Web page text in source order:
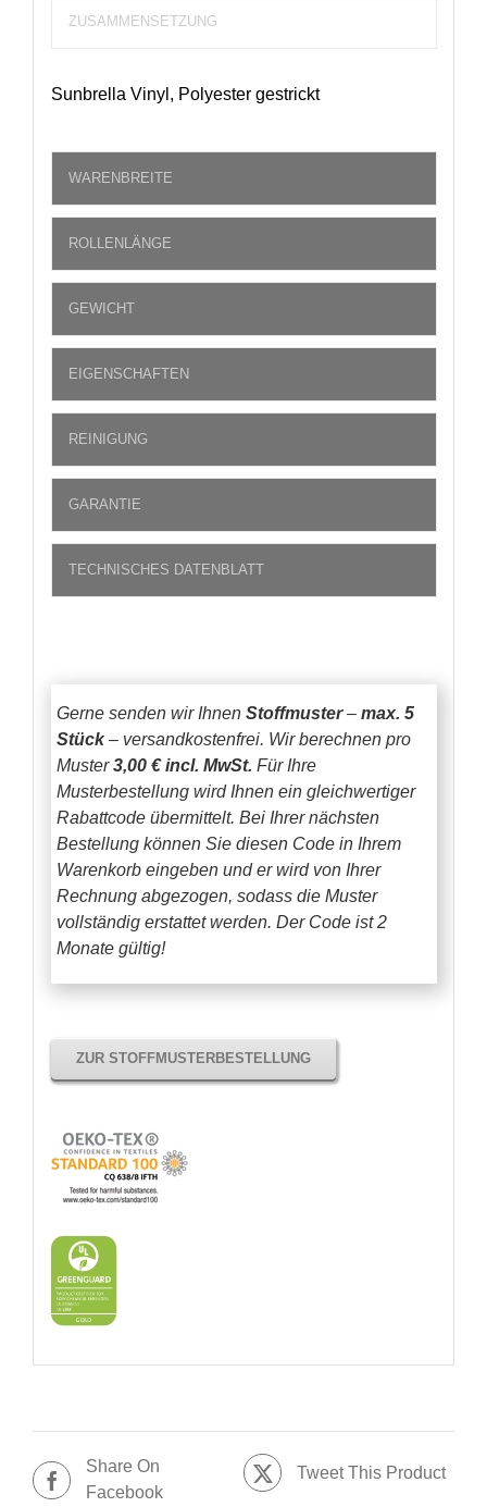
ZUSAMMENSETZUNG
Sunbrella Vinyl, Polyester gestrickt
WARENBREITE
ROLLENLÄNGE
GEWICHT
EIGENSCHAFTEN
REINIGUNG
GARANTIE
TECHNISCHES DATENBLATT
Gerne senden wir Ihnen Stoffmuster– max. 5
Stück– versandkostenfrei. Wir berechnen pro
Muster3,00 € incl. MwSt. Für Ihre
Musterbestellung wird Ihnen ein gleichwertiger
Rabattcode übermittelt. Bei Ihrer nächsten
Bestellung können Sie diesen Code in Ihrem
Warenkorb eingeben und er wird von Ihrer
Rechnung abgezogen, sodass die Muster
vollständig erstattet werden. Der Code ist 2
Monate gültig!
ZUR STOFFMUSTERBESTELLUNG
Share On
Facebook
Tweet This Product